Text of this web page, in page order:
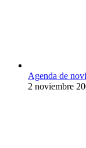
Agenda de
2 noviembre